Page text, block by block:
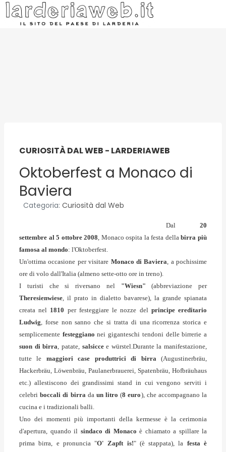
CURIOSITÀ DAL WEB - LARDERIAWEB
Oktoberfest a Monaco di
Baviera
Categoria: Curiosità dal Web
Dal 20
settembre al 5 ottobre 2008, Monaco ospita la festa dellabirra più
famosa al mondo: l'Oktoberfest.
Un'ottima occasione per visitare Monaco di Baviera, a pochissime
ore di volo dall'Italia (almeno sette-otto ore in treno).
I turisti che si riversano nel "Wiesn" (abbreviazione per
Theresienwiese, il prato in dialetto bavarese), la grande spianata
creata nel 1810 per festeggiare le nozze del principe ereditario
Ludwig, forse non sanno che si tratta di una ricorrenza storica e
semplicemente festeggiano nei giganteschi tendoni delle birrerie a
suon di birra, patate, salsiccee würstel.Durante la manifestazione,
tutte le maggiori case produttrici di birra(Augustinerbräu,
Hackerbräu, Löwenbräu, Paulanerbrauerei, Spatenbräu, Hofbräuhaus
etc.) allestiscono dei grandissimi stand in cui vengono serviti i
celebriboccali di birradaun litro (8 euro), che accompagnano la
cucina e i tradizionali balli.
Uno dei momenti più importanti della kermesse è la cerimonia
d'apertura, quando il sindaco di Monaco è chiamato a spillare la
prima birra, e pronuncia "O' Zapft is!" (è stappata), la festa è